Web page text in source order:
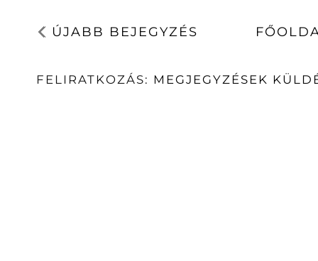
ÚJABB BEJEGYZÉS
FELIRATKOZÁS: MEGJEGYZÉSEK